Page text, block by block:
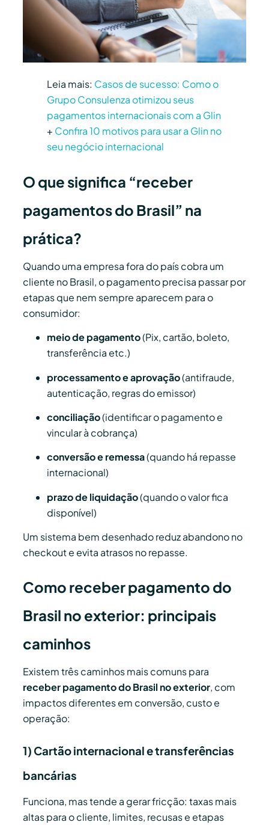
Leia mais: Casos de sucesso: Como o
Grupo Consulenza otimizou seus
pagamentos internacionais com a Glin
+ Confira 10 motivos para usar a Glin no
seu negócio internacional
O que significa “receber
pagamentos do Brasil” na
prática?
Quando uma empresa fora do país cobra um
cliente no Brasil, o pagamento precisa passar por
etapas que nem sempre aparecem para o
consumidor:
meio de pagamento(Pix, cartão, boleto,
transferência etc.)
processamento e aprovação(antifraude,
autenticação, regras do emissor)
conciliação(identificar o pagamento e
vincular à cobrança)
conversão e remessa(quando há repasse
internacional)
prazo de liquidação(quando o valor fica
disponível)
Um sistema bem desenhado reduz abandono no
checkout e evita atrasos no repasse.
Como receber pagamento do
Brasil no exterior: principais
caminhos
Existem três caminhos mais comuns para
receber pagamento do Brasil no exterior, com
impactos diferentes em conversão, custo e
operação:
1) Cartão internacional e transferências
bancárias
Funciona, mas tende a gerar fricção: taxas mais
altas para o cliente, limites, recusas e etapas